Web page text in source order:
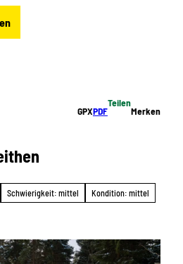
GPXPDF
Teilen
Merken
Schwierigkeit: mittel
Kondition: mittel